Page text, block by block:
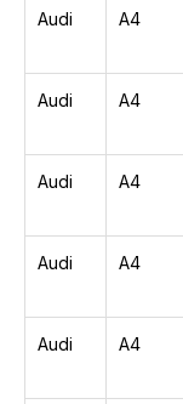
Audi A4
Audi A4
Audi A4
Audi A4
Audi A4